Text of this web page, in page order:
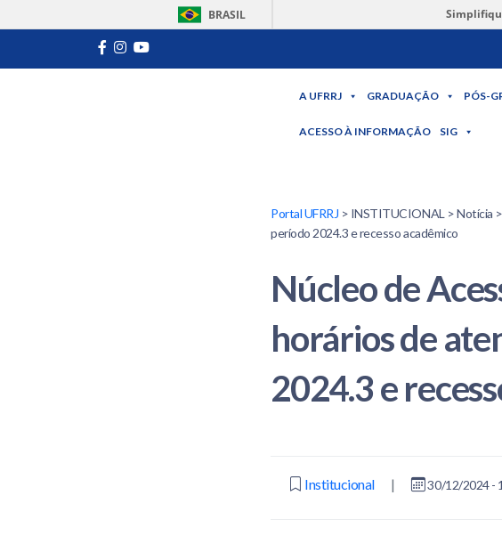
BRASIL
A UFRRJ GRADUAÇÃO PÓS-
ACESSO À INFORMAÇÃO SIG
Portal UFRRJ > INSTITUCIONAL > Notícia
período 2024.3 e recesso acadêmico
Núcleo de
horários de
2024.3 e
Institucional | 30/12/2024 -